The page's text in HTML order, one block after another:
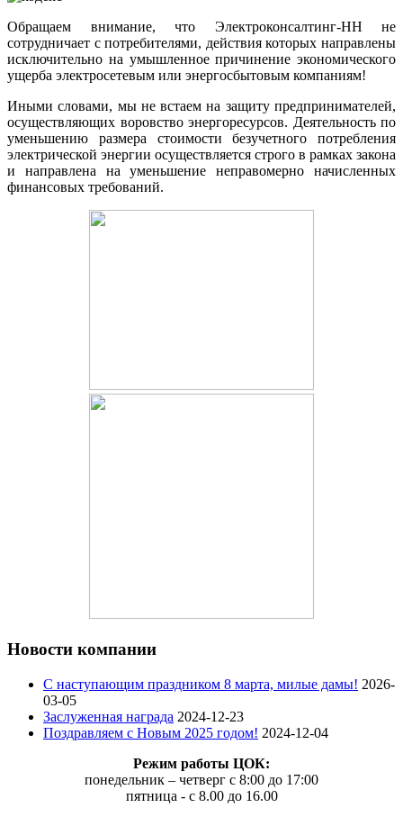
Обращаем внимание, что Электроконсалтинг-НН не
сотрудничает с потребителями, действия которых направлены
исключительно на умышленное причинение экономического
ущерба электросетевым или энергосбытовым компаниям!
Иными словами, мы не встаем на защиту предпринимателей,
осуществляющих воровство энергоресурсов. Деятельность по
уменьшению размера стоимости безучетного потребления
электрической энергии осуществляется строго в рамках закона
и направлена на уменьшение неправомерно начисленных
финансовых требований.
Новости компании
C наступающим праздником 8 марта, милые дамы! 2026-
03-05
Заслуженная награда 2024-12-23
Поздравляем с Новым 2025 годом! 2024-12-04
Режим работы ЦОК:
понедельник – четверг с 8:00 до 17:00
пятница - с 8.00 до 16.00